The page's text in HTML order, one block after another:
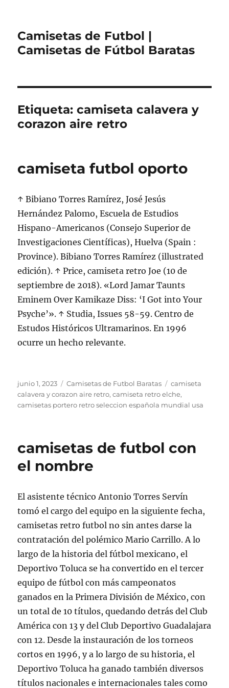
Camisetas de Futbol |
Camisetas de Fútbol Baratas
Etiqueta:camiseta calavera y
corazon aire retro
camiseta futbol oporto
↑ Bibiano Torres Ramírez, José Jesús
Hernández Palomo, Escuela de Estudios
Hispano-Americanos (Consejo Superior de
Investigaciones Científicas), Huelva (Spain :
Province). Bibiano Torres Ramírez (illustrated
edición). ↑ Price, camiseta retro Joe (10 de
septiembre de 2018). «Lord Jamar Taunts
Eminem Over Kamikaze Diss: ‘I Got into Your
Psyche’». ↑ Studia, Issues 58-59. Centro de
Estudos Históricos Ultramarinos. En 1996
ocurre un hecho relevante.
Publicado
el
junio 1, 2023 Categorías
Camisetas de Futbol Baratas Etiquetas
camiseta
calavera y corazon aire retro,camiseta retro elche,
camisetas portero retro seleccion española mundial usa
camisetas de futbol con
el nombre
El asistente técnico Antonio Torres Servín
tomó el cargo del equipo en la siguiente fecha,
camisetas retro futbol no sin antes darse la
contratación del polémico Mario Carrillo. A lo
largo de la historia del fútbol mexicano, el
Deportivo Toluca se ha convertido en el tercer
equipo de fútbol con más campeonatos
ganados en la Primera División de México, con
un total de 10 títulos, quedando detrás del Club
América con 13 y del Club Deportivo Guadalajara
con 12. Desde la instauración de los torneos
cortos en 1996, y a lo largo de su historia, el
Deportivo Toluca ha ganado también diversos
títulos nacionales e internacionales tales como